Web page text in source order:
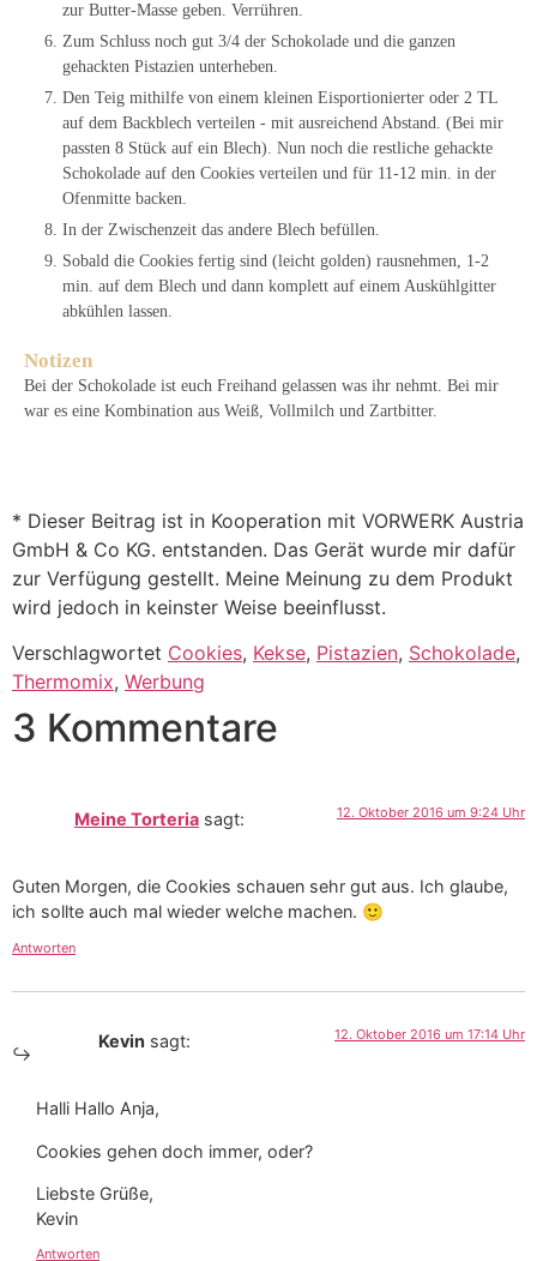
zur Butter-Masse geben. Verrühren.
Zum Schluss noch gut 3/4 der Schokolade und die ganzen
gehackten Pistazien unterheben.
Den Teig mithilfe von einem kleinen Eisportionierter oder 2 TL
auf dem Backblech verteilen - mit ausreichend Abstand. (Bei mir
passten 8 Stück auf ein Blech). Nun noch die restliche gehackte
Schokolade auf den Cookies verteilen und für 11-12 min. in der
Ofenmitte backen.
In der Zwischenzeit das andere Blech befüllen.
Sobald die Cookies fertig sind (leicht golden) rausnehmen, 1-2
min. auf dem Blech und dann komplett auf einem Auskühlgitter
abkühlen lassen.
Notizen
Bei der Schokolade ist euch Freihand gelassen was ihr nehmt. Bei mir
war es eine Kombination aus Weiß, Vollmilch und Zartbitter.
* Dieser Beitrag ist in Kooperation mit VORWERK Austria
GmbH & Co KG. entstanden. Das Gerät wurde mir dafür
zur Verfügung gestellt. Meine Meinung zu dem Produkt
wird jedoch in keinster Weise beeinflusst.
Verschlagwortet Cookies, Kekse, Pistazien, Schokolade,
Thermomix, Werbung
3 Kommentare
Meine Torteria sagt: 12. Oktober 2016 um 9:24 Uhr
Guten Morgen, die Cookies schauen sehr gut aus. Ich glaube,
ich sollte auch mal wieder welche machen. 🙂
Antworten
Kevin sagt: 12. Oktober 2016 um 17:14 Uhr
Halli Hallo Anja,
Cookies gehen doch immer, oder?
Liebste Grüße,
Kevin
Antworten